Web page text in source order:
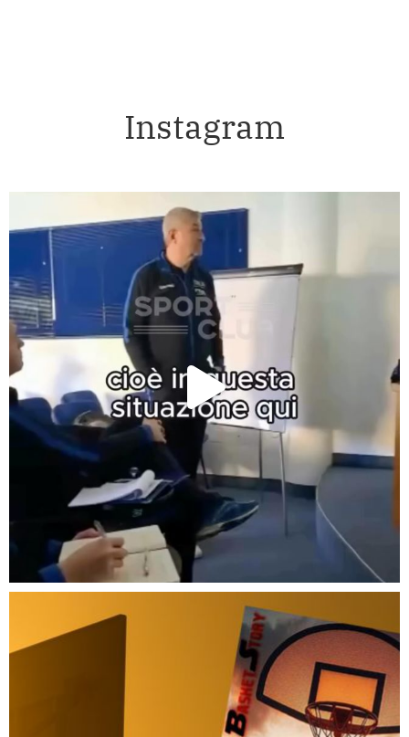
Instagram